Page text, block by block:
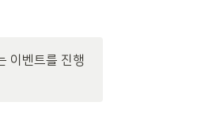
이벤트를 진행